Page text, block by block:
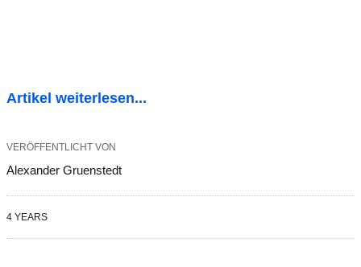
Artikel weiterlesen...
VERÖFFENTLICHT VON
Alexander Gruenstedt
4 YEARS